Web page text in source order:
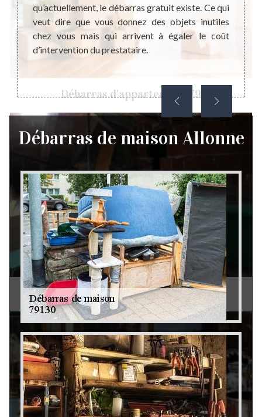
Débarras d'appartement 79
Débarras de grenier et cave 79
de
qu’actuellement, le débarras gratuit existe. Ce qui
veut dire que vous donnez des objets inutiles
chez vous mais qui arrivent à égaler le coût
d’intervention du prestataire.
Débarras de maison Allonne